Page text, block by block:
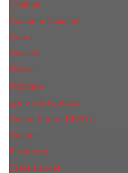
Сliniquе
Costume National
Creed
Davidoff
Diesel
Diptyque
Дольче & Габбана
Donna Karan (DKNY)
Dupont
Eisenberg
Еsteе Lаudеr